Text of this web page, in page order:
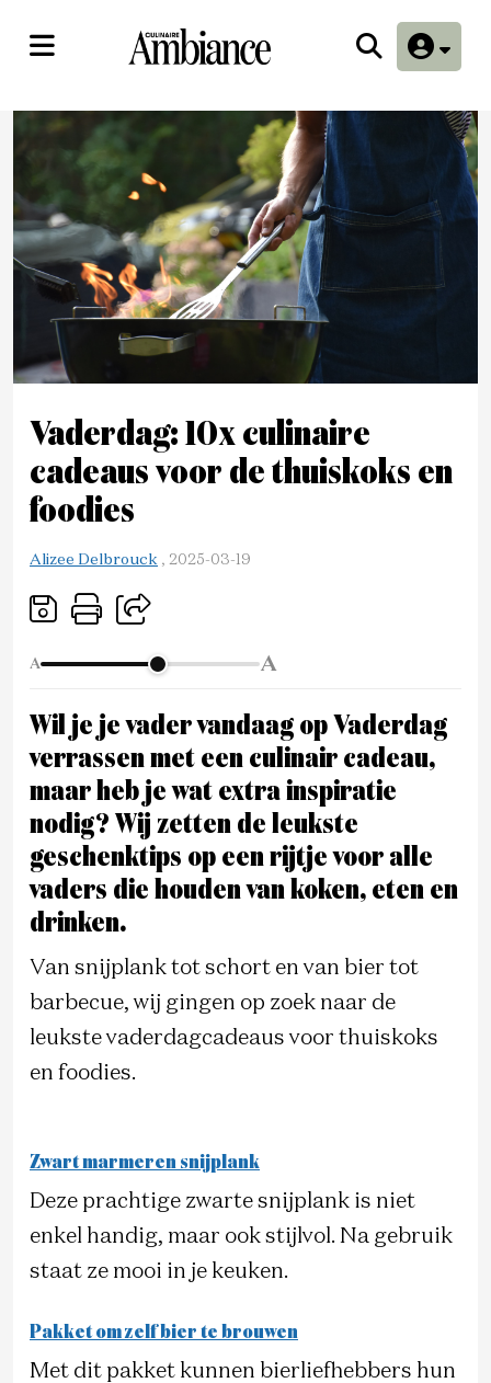
Vaderdag: 10x culinaire
cadeaus voor de thuiskoks en
foodies
Alizee Delbrouck , 2025-03-19
A A
Wil je je vader vandaag op Vaderdag
verrassen met een culinair cadeau,
maar heb je wat extra inspiratie
nodig? Wij zetten de leukste
geschenktips op een rijtje voor alle
vaders die houden van koken, eten en
drinken.
Van snijplank tot schort en van bier tot
barbecue, wij gingen op zoek naar de
leukste vaderdagcadeaus voor thuiskoks
en foodies.
Zwart marmeren snijplank
Deze prachtige zwarte snijplank is niet
enkel handig, maar ook stijlvol. Na gebruik
staat ze mooi in je keuken.
Pakket om zelf bier te brouwen
Met dit pakket kunnen bierliefhebbers hun